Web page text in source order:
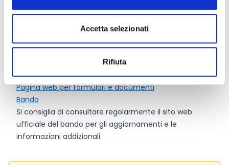
Accetta selezionati
Rifiuta
valorizzazione del volontariato secondo quanto
previsto dal Modello 1 Spese Ammissibili.
Pagina web per formulari e documenti
Bando
Si consiglia di consultare regolarmente il sito web
ufficiale del bando per gli aggiornamenti e le
informazioni addizionali.